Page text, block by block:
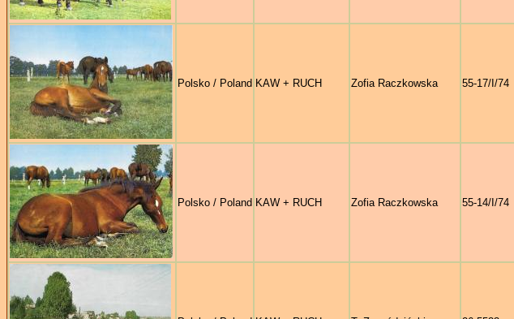
Polsko / Poland KAW + RUCH Zofia Raczkowska 55-17/I/74
Polsko / Poland KAW + RUCH Zofia Raczkowska 55-14/I/74